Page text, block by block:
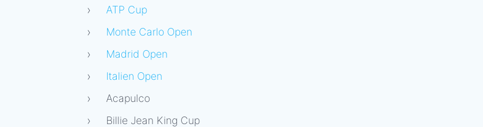
ATP Cup
Monte Carlo Open
Madrid Open
Italien Open
Acapulco
Billie Jean King Cup